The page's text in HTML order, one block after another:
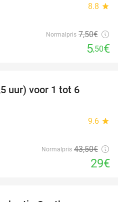
8.8 star
Normalpris 7,50€
5,50€
uur) voor 1 tot 6
9.6 star
Normalpris 43,50€
29€